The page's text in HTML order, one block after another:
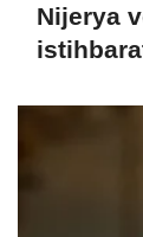
Nijerya